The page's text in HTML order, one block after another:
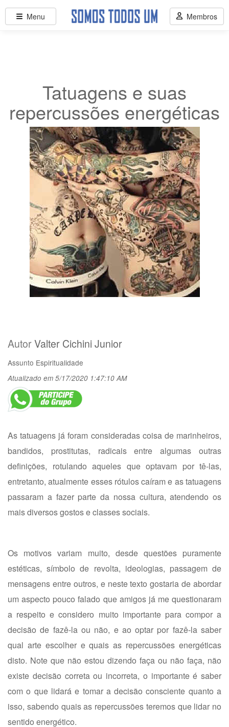
Tatuagens e suas
repercussões energéticas
AutorValter Cichini Junior
Assunto Espiritualidade
Atualizado em 5/17/2020 1:47:10 AM
As tatuagens já foram consideradas coisa de marinheiros,
bandidos, prostitutas, radicais entre algumas outras
definições, rotulando aqueles que optavam por tê-las,
entretanto, atualmente esses rótulos caíram e as tatuagens
passaram a fazer parte da nossa cultura, atendendo os
mais diversos gostos e classes sociais.
Os motivos variam muito, desde questões puramente
estéticas, símbolo de revolta, ideologias, passagem de
mensagens entre outros, e neste texto gostaria de abordar
um aspecto pouco falado que amigos já me questionaram
a respeito e considero muito importante para compor a
decisão de fazê-la ou não, e ao optar por fazê-la saber
qual arte escolher e quais as repercussões energéticas
disto. Note que não estou dizendo faça ou não faça, não
existe decisão correta ou incorreta, o importante é saber
com o que lidará e tomar a decisão consciente quanto a
isso, sabendo quais as repercussões teremos que lidar no
sentido energético.
Menu Membros